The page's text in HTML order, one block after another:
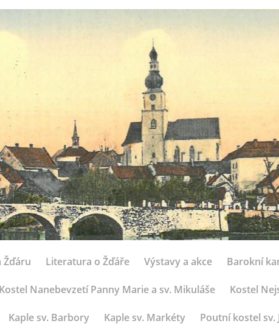
Žďáru Literatura o Žďáře Výstavy a akce Barokní
Kostel Nanebevzetí Panny Marie a sv. Mikuláše Kostel
Kaple sv. Barbory Kaple sv. Markéty Poutní kostel sv.